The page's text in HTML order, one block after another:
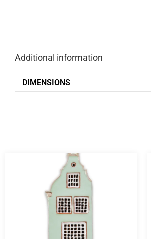
Additional information
DIMENSIONS